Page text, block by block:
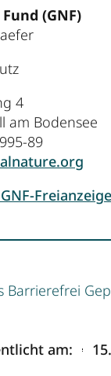
(GNF)
4
am Bodensee
89
Barrierefrei
am: